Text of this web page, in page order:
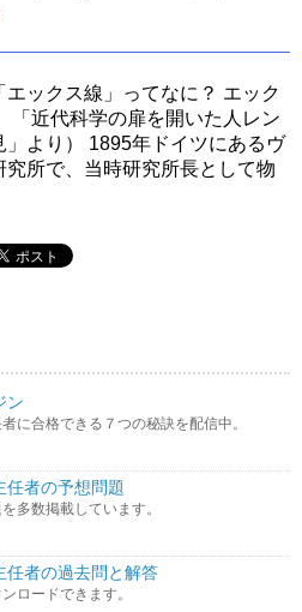
ックス線」ってなに？ エック
近代科学の扉を開いた人レン
」より） 1895年ドイツにあるヴ
究所で、当時研究所長として物
ン
に合格できる７つの秘訣を配信中。
任者の予想問題
多数掲載しています。
任者の過去問と解答
ロードできます。